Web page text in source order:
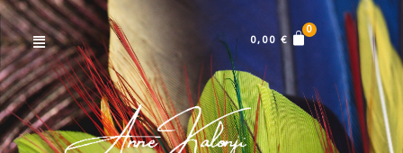
Menu 0,00 €